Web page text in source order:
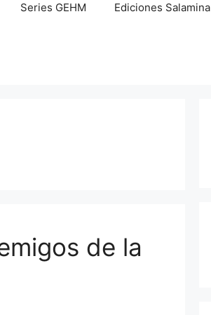
Series GEHM Ediciones Salamina
de la